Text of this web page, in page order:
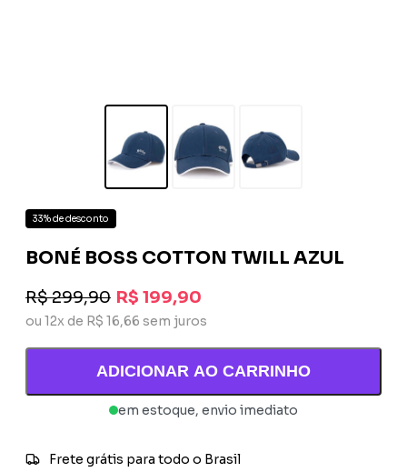
33% de desconto
BONÉ BOSS COTTON TWILL AZUL
R$ 299,90 R$ 199,90
ou 12x de R$ 16,66 sem juros
ADICIONAR AO CARRINHO
em estoque, envio imediato
Frete grátis para todo o Brasil